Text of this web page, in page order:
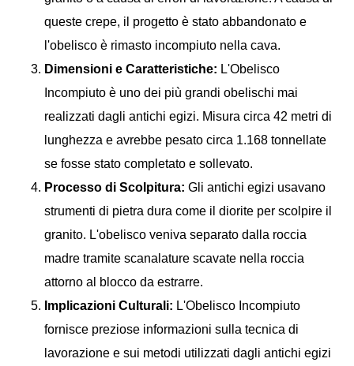
queste crepe, il progetto è stato abbandonato e
l'obelisco è rimasto incompiuto nella cava.
Dimensioni e Caratteristiche: L'Obelisco
Incompiuto è uno dei più grandi obelischi mai
realizzati dagli antichi egizi. Misura circa 42 metri di
lunghezza e avrebbe pesato circa 1.168 tonnellate
se fosse stato completato e sollevato.
Processo di Scolpitura: Gli antichi egizi usavano
strumenti di pietra dura come il diorite per scolpire il
granito. L'obelisco veniva separato dalla roccia
madre tramite scanalature scavate nella roccia
attorno al blocco da estrarre.
Implicazioni Culturali: L'Obelisco Incompiuto
fornisce preziose informazioni sulla tecnica di
lavorazione e sui metodi utilizzati dagli antichi egizi